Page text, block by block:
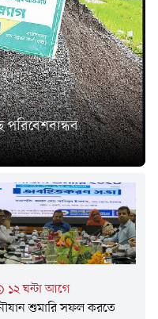
পরিবেশবান্ধব
১২ ঘন্টা আগে
শুমারি সফল করতে